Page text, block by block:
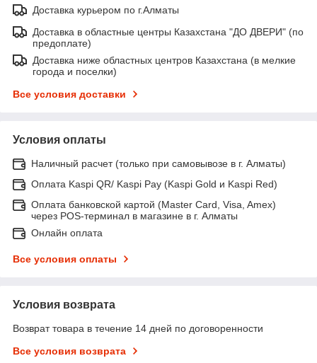
Доставка курьером по г.Алматы
Доставка в областные центры Казахстана "ДО ДВЕРИ" (по
предоплате)
Доставка ниже областных центров Казахстана (в мелкие
города и поселки)
Все условия доставки
Условия оплаты
Наличный расчет (только при самовывозе в г. Алматы)
Оплата Kaspi QR/ Kaspi Pay (Kaspi Gold и Kaspi Red)
Оплата банковской картой (Master Card, Visa, Amex)
через POS-терминал в магазине в г. Алматы
Онлайн оплата
Все условия оплаты
Условия возврата
Возврат товара в течение 14 дней по договоренности
Все условия возврата